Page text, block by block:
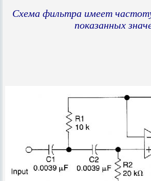
Схема фильтра имеет
показанных